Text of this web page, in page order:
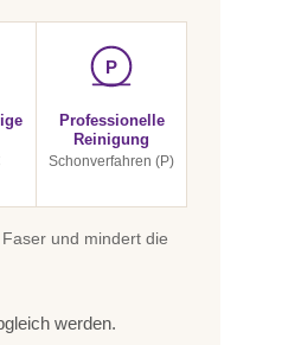
P
Professionelle
Reinigung
Schonverfahren (P)
und mindert die
werden.